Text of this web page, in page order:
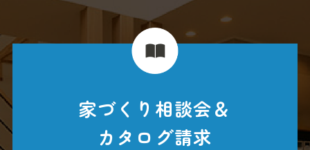
家づくり相談会＆
カタログ請求